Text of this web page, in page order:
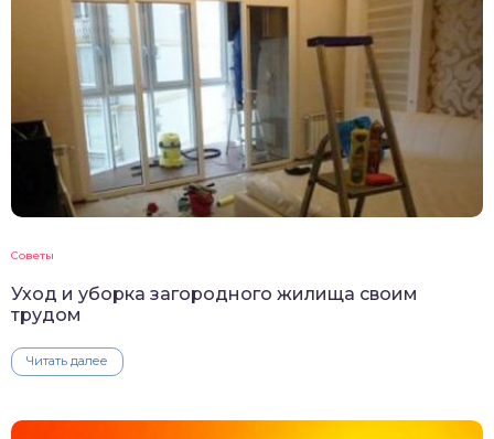
Советы
Уход и уборка загородного жилища своим
трудом
Читать далее